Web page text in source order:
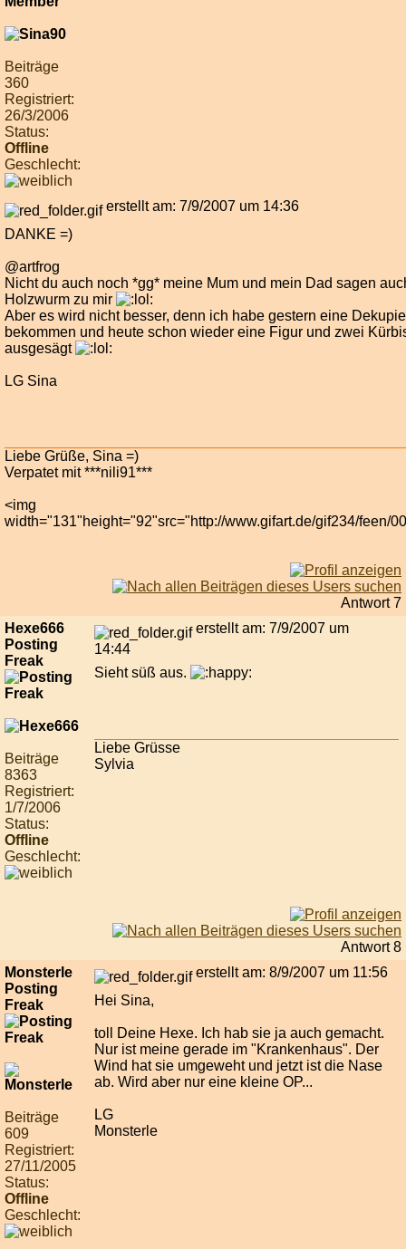
Beiträge
360
Registriert:
26/3/2006
Status:
Offline
Geschlecht:
erstellt am: 7/9/2007 um 14:36
DANKE =)
@artfrog
Nicht du auch noch *gg* meine Mum und mein Dad sagen
Holzwurm zu mir
Aber es wird nicht besser, denn ich habe gestern eine
bekommen und heute schon wieder eine Figur und zwei
ausgesägt
LG Sina
Liebe Grüße, Sina =)
Verpatet mit ***nili91***
<img
width="131"height="92"src="http://www.gifart.de/gif234/feen/
Antwort 7
Hexe666
Posting
Freak
Beiträge
8363
Registriert:
1/7/2006
Status:
Offline
Geschlecht:
erstellt am: 7/9/2007 um
14:44
Sieht süß aus.
Liebe Grüsse
Sylvia
Antwort 8
Monsterle
Posting
Freak
Beiträge
609
Registriert:
27/11/2005
Status:
Offline
Geschlecht:
erstellt am: 8/9/2007 um 11:56
Hei Sina,
toll Deine Hexe. Ich hab sie ja auch gemacht.
Nur ist meine gerade im "Krankenhaus". Der
Wind hat sie umgeweht und jetzt ist die Nase
ab. Wird aber nur eine kleine OP...
LG
Monsterle